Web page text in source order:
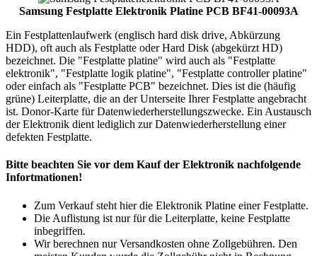
Samsung Festplatte Elektronik Platine PCB BF41-00093A
Ein Festplattenlaufwerk (englisch hard disk drive, Abkürzung
HDD), oft auch als Festplatte oder Hard Disk (abgekürzt HD)
bezeichnet. Die "Festplatte platine" wird auch als "Festplatte
elektronik", "Festplatte logik platine", "Festplatte controller platine"
oder einfach als "Festplatte PCB" bezeichnet. Dies ist die (häufig
grüne) Leiterplatte, die an der Unterseite Ihrer Festplatte angebracht
ist. Donor-Karte für Datenwiederherstellungszwecke. Ein Austausch
der Elektronik dient lediglich zur Datenwiederherstellung einer
defekten Festplatte.
Bitte beachten Sie vor dem Kauf der Elektronik nachfolgende
Infortmationen!
Zum Verkauf steht hier die Elektronik Platine einer Festplatte.
Die Auflistung ist nur für die Leiterplatte, keine Festplatte
inbegriffen.
Wir berechnen nur Versandkosten ohne Zollgebühren. Den